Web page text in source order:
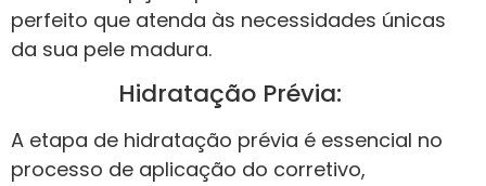
perfeito que atenda às necessidades únicas
da sua pele madura.
Hidratação Prévia:
A etapa de hidratação prévia é essencial no
processo de aplicação do corretivo,